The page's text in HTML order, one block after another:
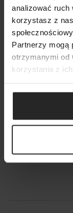
analizować ruch
korzystasz z
Partnerzy mogą
otrzymanymi od
korzystania z ich
Życzenia